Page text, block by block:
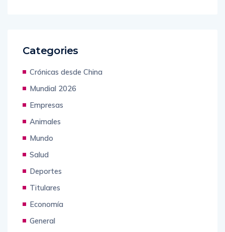
Categories
Crónicas desde China
Mundial 2026
Empresas
Animales
Mundo
Salud
Deportes
Titulares
Economía
General